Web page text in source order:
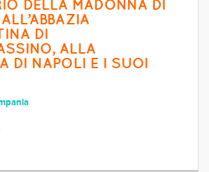
DELLA MADONNA DI
DI
ALLA
DI NAPOLI E I SUOI